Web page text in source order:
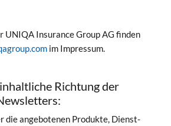
UNIQA Insurance Group AG finden
im Impressum.
Richtung der
die angebotenen Produkte, Dienst-